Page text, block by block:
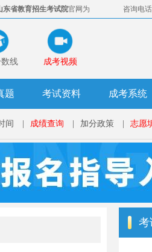
东省教育招生考试院官网为 咨询电话
线 成考视频
题 考试资料 成考系统
间 成绩查询 加分政策 志愿
考